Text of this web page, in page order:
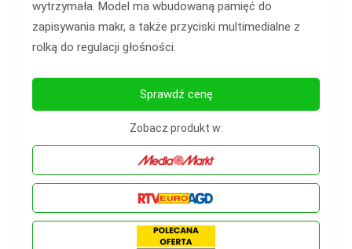
wytrzymała. Model ma wbudowaną pamięć do
zapisywania makr, a także przyciski multimedialne z
rolką do regulacji głośności.
Sprawdź cenę
Zobacz produkt w: